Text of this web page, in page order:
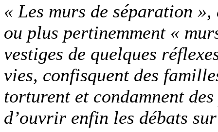
« Les murs de séparation
ou plus pertinemment «
vestiges de quelques
vies, confisquent des
torturent et condamnent
d’ouvrir enfin les débats